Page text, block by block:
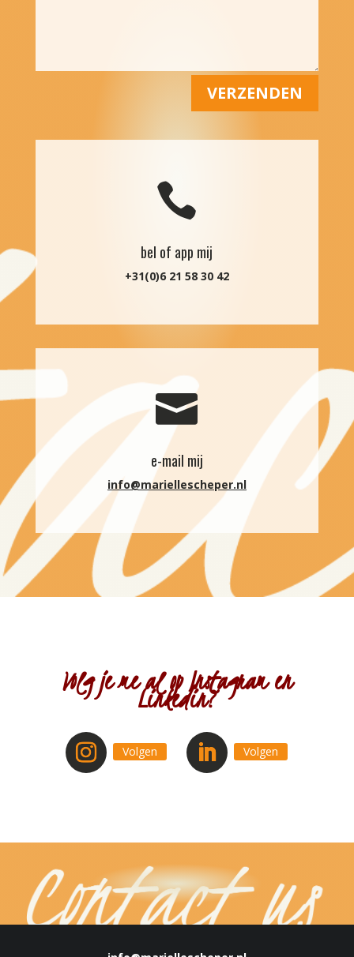
VERZENDEN

bel of app mij
+31(0)6 21 58 30 42

e-mail mij
info@mariellescheper.nl
Volg je me al op Instagram en
Linkedin?
Volgen Volgen